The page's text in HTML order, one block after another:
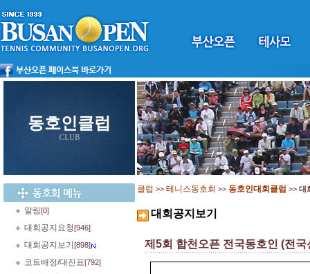
동호인클럽
CLUB
알림[0]
대회공지요청[946]
대회공지보기 [898]
코트배정/대진표[792]
클럽 >> 테니스동호회 >> 동호인대회클럽 >> 대
대회공지보기
제5회 합천오픈 전국동호인 (전